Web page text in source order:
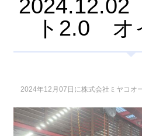
ト2.0 オ
2024年12月07日に株式会社ミヤコオ